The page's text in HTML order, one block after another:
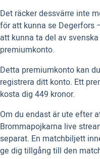
Det räcker dessvärre inte
för att kunna se Degerfors
att kunna ta del av
premiumkonto.
Detta premiumkonto kan
registrera ditt konto. Ett
kosta dig 449 kronor.
Om du endast är ute efter
Brommapojkarna live
separat. En matchbiljett
ge dig tillgång till den